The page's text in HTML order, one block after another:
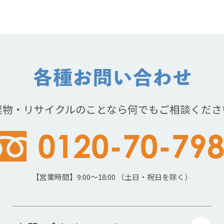
・リサイクルのことなら何でもご相談くだ
【営業時間】9:00～18:00 （土日・祝日を除く）